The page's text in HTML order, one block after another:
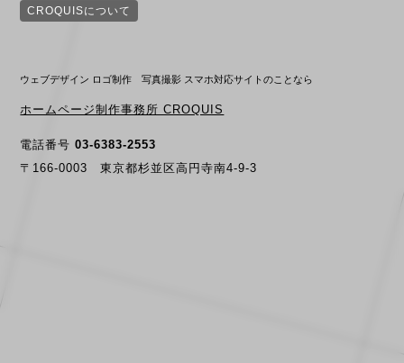
CROQUISについて
ウェブデザイン ロゴ制作 写真撮影 スマホ対応サイトのことなら
ホームページ制作事務所 CROQUIS
電話番号03-6383-2553
〒166-0003 東京都杉並区高円寺南4-9-3